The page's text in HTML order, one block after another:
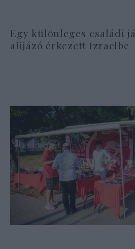
Egy különleges családi
alijázó érkezett Izraelbe